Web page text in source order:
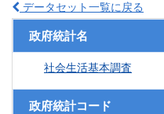
データセット一覧に戻る
政府統計名
社会生活基本調査
政府統計コード